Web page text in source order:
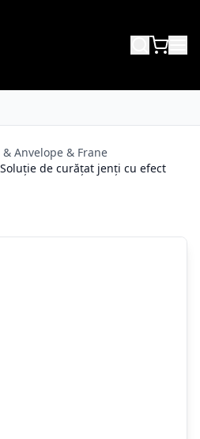
& Anvelope & Frane
Soluție de curățat jenți cu efect